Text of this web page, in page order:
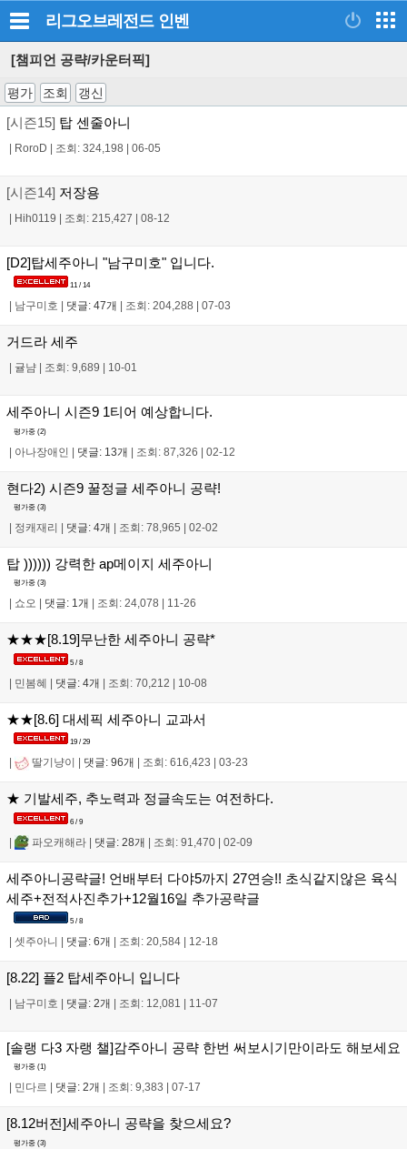
리그오브레전드 인벤
[챔피언 공략/카운터픽]
평가 조회 갱신
[시즌15] 탑 센줄아니
RoroD 조회: 324,198 06-05
[시즌14] 저장용
Hih0119 조회: 215,427 08-12
[D2]탑세주아니 "남구미호" 입니다.
11 / 14
남구미호 댓글: 47개 조회: 204,288 07-03
거드라 세주
귤냠 조회: 9,689 10-01
세주아니 시즌9 1티어 예상합니다.
평가중 (2)
| 아나장애인 | 댓글: 13개 | 조회: 87,326 | 02-12
현다2) 시즌9 꿀정글 세주아니 공략!
평가중 (3)
정캐재리 댓글: 4개 조회: 78,965 02-02
탑 )))))) 강력한 ap메이지 세주아니
평가중 (3)
쇼오 댓글: 1개 조회: 24,078 11-26
★★★[8.19]무난한 세주아니 공략*
5 / 8
| 민봄혜 | 댓글: 4개 | 조회: 70,212 | 10-08
★★[8.6] 대세픽 세주아니 교과서
19 / 29
딸기냥이 댓글: 96개 조회: 616,423 03-23
★ 기발세주, 추노력과 정글속도는 여전하다.
6 / 9
| 파오캐해라 | 댓글: 28개 | 조회: 91,470 | 02-09
세주아니공략글! 언배부터 다야5까지 27연승!! 초식같지않은 육식
세주+전적사진추가+12월16일 추가공략글
5 / 8
| 셋주아니 | 댓글: 6개 | 조회: 20,584 | 12-18
[8.22] 플2 탑세주아니 입니다
| 남구미호 | 댓글: 2개 | 조회: 12,081 | 11-07
[솔랭 다3 자랭 챌]감주아니 공략 한번 써보시기만이라도 해보세요
평가중 (1)
민다르 댓글: 2개 조회: 9,383 07-17
[8.12버전]세주아니 공략을 찾으세요?
평가중 (3)